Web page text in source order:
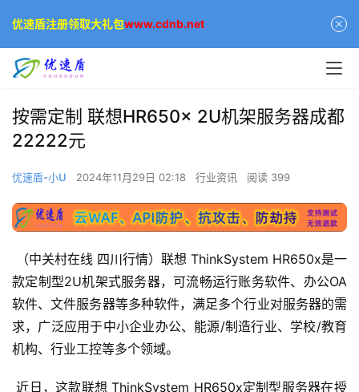
按需定制 联想HR650x 2U机架服务器成都
22222元
优速盾-小U 2024年11月29日 02:18 行业资讯 阅读 399
款定制型2U机架式服务器，可流畅运行账务软件、办公OA
软件、文件服务器等多种软件，满足多个行业对服务器的需
求，广泛应用于中小企业办公、能源/制造行业、学校/教育
机构、行业工控等多个领域。
近日，这款联想 ThinkSystem HR650x定制型服务器在授
优速盾注册领取大礼包www.cdnb.net